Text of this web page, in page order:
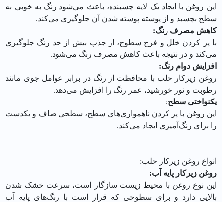
این روغن با ایجاد یک لایه چسبنده، باعث می‌شود رنگ به خوبی به
سطح بچسبد و از پوسته پوسته شدن آن جلوگیری می‌کند.
کاهش مصرف رنگ:
با پر کردن خلل و فرج سطوح، از جذب بیش از حد رنگ جلوگیری
می‌کند و در نتیجه باعث کاهش مصرف رنگ می‌شود.
افزایش دوام رنگ:
روغن زیرکار حلب با محافظت از رنگ در برابر عوامل جوی مانند
رطوبت و نور خورشید، عمر رنگ را افزایش می‌دهد.
یکنواختی سطح:
این روغن با پر کردن ناهمواری‌های سطح، سطحی صاف و یکدست
را برای رنگ‌آمیزی ایجاد می‌کند.
انواع روغن زیرکار حلب:
روغن زیرکار پایه آب:
این نوع روغن با محیط زیست سازگار است، سرعت خشک شدن
بالایی دارد و برای سطوحی که قرار است با رنگ‌های پایه آب